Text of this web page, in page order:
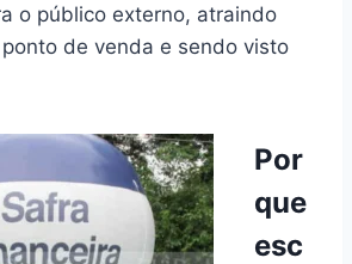
o público externo, atraindo
de venda e sendo visto
Por
que
esc